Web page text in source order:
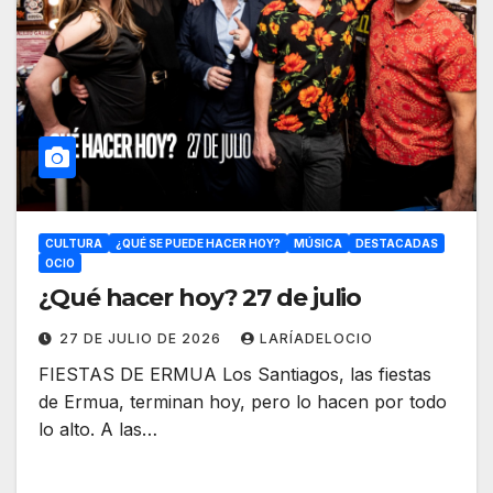
CULTURA ¿QUÉ SE PUEDE HACER HOY? MÚSICA
DESTACADAS
OCIO
¿Qué hacer hoy? 27 de julio
27 DE JULIO DE 2026 LARÍADELOCIO
FIESTAS DE ERMUA Los Santiagos, las fiestas
de Ermua, terminan hoy, pero lo hacen por todo
lo alto. A las…